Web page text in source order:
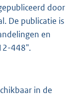
door
De publicatie is
en
448".
in de